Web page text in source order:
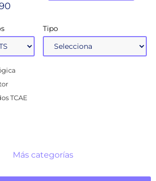
Tipo
TCAE
Más categorías